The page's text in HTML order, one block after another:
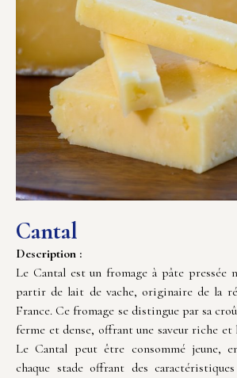
Cantal
Description :
Le Cantal est un fromage à pâte pressée
partir de lait de vache, originaire de la
France. Ce fromage se distingue par sa
ferme et dense, offrant une saveur riche et
Le Cantal peut être consommé jeune,
chaque stade offrant des